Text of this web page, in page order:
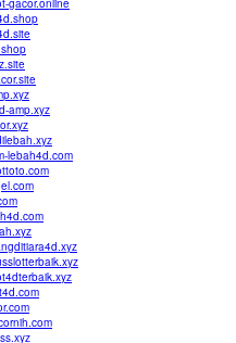
amp.xyz
lebah4d.com